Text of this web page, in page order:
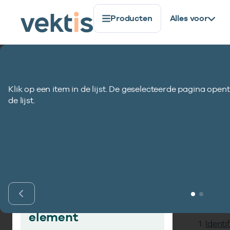
Producten Alles voor
Uzovi-nummer
Vind gegevens­
element
Klik op een item in de lijst. De geselecteerde pagina
de lijst.